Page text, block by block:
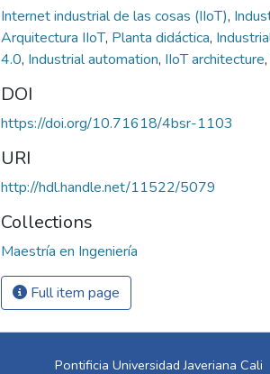
Internet industrial de las cosas (IIoT),
Arquitectura IIoT, Planta didáctica,
4.0, Industrial automation, IIoT architecture,
DOI
https://doi.org/10.71618/4bsr-1103
URI
http://hdl.handle.net/11522/5079
Collections
Maestría en Ingeniería
Full item page
Pontificia Universidad Javeriana Cali